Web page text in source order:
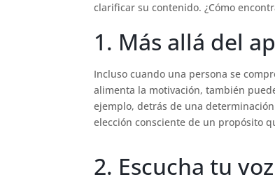
clarificar su contenido. ¿Cómo
1. Más allá del
Incluso cuando una persona se
alimenta la motivación, también
ejemplo, detrás de una
elección consciente de un propósito
2. Escucha tu